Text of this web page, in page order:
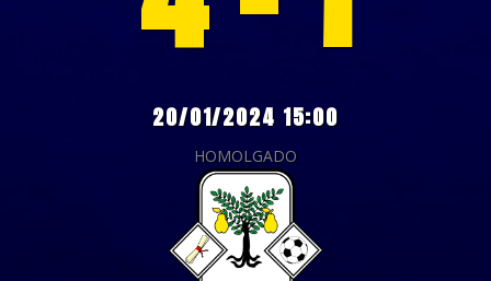
20/01/2024 15:00
HOMOLGADO